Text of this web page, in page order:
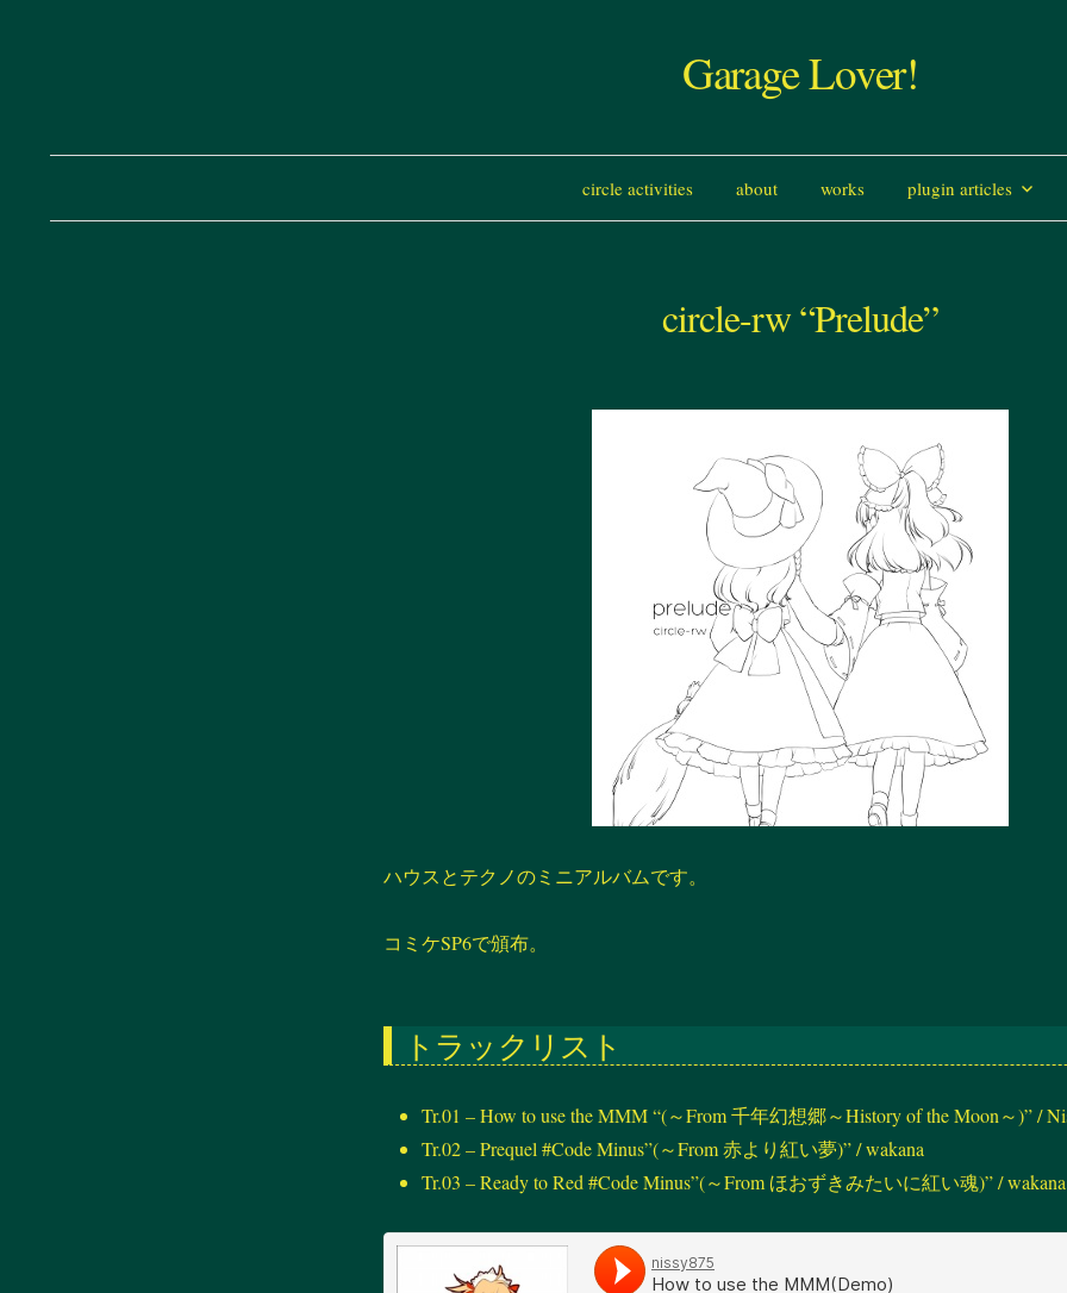
Garage Lover!
テ
へ
ス
キ
ッ
プ
circle activities about works plugin articles
circle-rw “Prelude”
ハウスとテクノのミニアルバムです。
コミケSP6で頒布。
トラックリスト
Tr.01 – How to use the MMM “(～From 千年幻想郷～History of the Moon～)” /
Tr.02 – Prequel #Code Minus”(～From 赤より紅い夢)” / wakana
Tr.03 – Ready to Red #Code Minus”(～From ほおずきみたいに紅い魂)” / wakana